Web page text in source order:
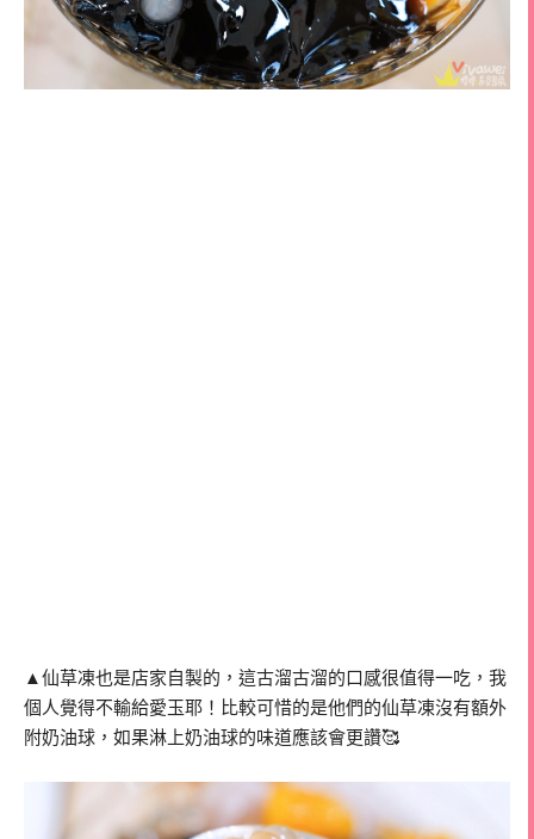
▲仙草凍也是店家自製的，這古溜古溜的口感很值得一吃，我
個人覺得不輸給愛玉耶！比較可惜的是他們的仙草凍沒有額外
附奶油球，如果淋上奶油球的味道應該會更讚🥰